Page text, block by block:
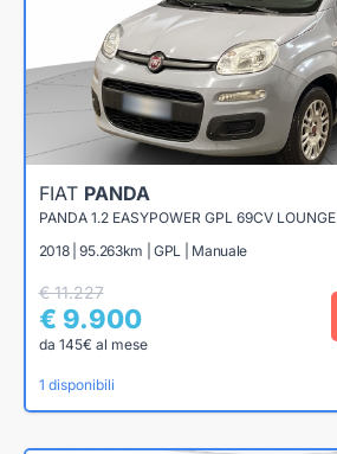
FIAT PANDA
PANDA 1.2 EASYPOWER GPL 69CV LOUNGE
2018 | 95.263km | GPL | Manuale
€ 11.227
€ 9.900
da 145€ al mese
1 disponibili